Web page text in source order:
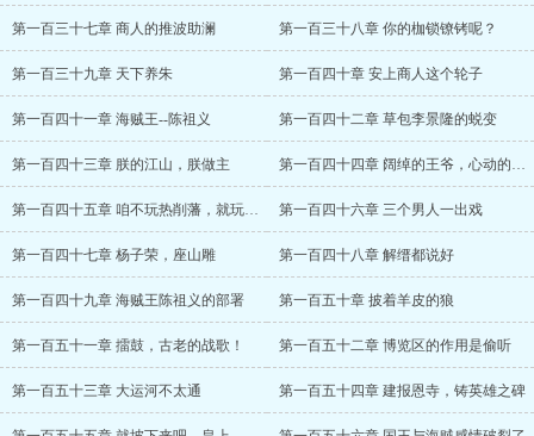
第一百三十七章 商人的推波助澜 第一百三十八章 你的枷锁镣铐呢？
第一百三十九章 天下养朱 第一百四十章 安上商人这个轮子
第一百四十一章 海贼王--陈祖义 第一百四十二章 草包李景隆的蜕变
第一百四十三章 朕的江山，朕做主 第一百四十四章 阔绰的王爷，心动的藩王
第一百四十五章 咱不玩热削藩，就玩阳谋 第一百四十六章 三个男人一出戏
第一百四十七章 杨子荣，座山雕 第一百四十八章 解缙都说好
第一百四十九章 海贼王陈祖义的部署 第一百五十章 披着羊皮的狼
第一百五十一章 擂鼓，古老的战歌！ 第一百五十二章 博览区的作用是偷听
第一百五十三章 大运河不太通 第一百五十四章 建报恩寺，铸英雄之碑